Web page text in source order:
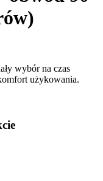
wybór na czas
użykowania.